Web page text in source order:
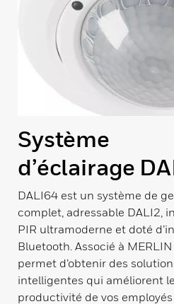
Système
d’éclairage
DALI64 est un système de
complet, adressable DALI2,
PIR ultramoderne et doté
Bluetooth. Associé à MERLIN
permet d’obtenir des
intelligentes qui améliorent
productivité de vos